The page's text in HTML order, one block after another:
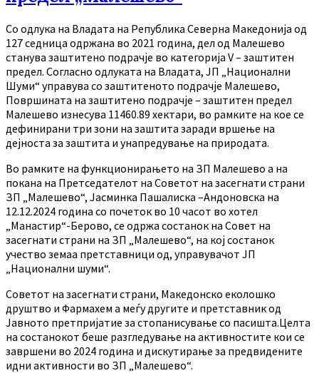
Со одлука на Владата на Република Северна Македонија од
127 седница одржана во 2021 година, дел од Малешево
станува заштитено подрачје во категорија V – заштитен
предел. Согласно одлуката на Владата, ЈП „Национални
Шуми“ управува со заштитеното подрачје Малешево,
Површината на заштитено подрачје – заштитен предел
Малешево изнесува 11460.89 хектари, во рамките на кое се
дефинирани три зони на заштита заради вршење на
дејноста за заштита и унапредување на природата.
Во рамките на функционирањето на ЗП Малешево а на
покана на Претседателот на Советот на засегнати страни
ЗП „Малешево“, Јасминка Пашалиска –Андоновска на
12.12.2024 година со почеток во 10 часот во хотел
„Манастир“-Берово, се одржа состанок на Совет на
засегнати страни на ЗП „Малешево“, на кој состанок
учество земаа претставници од, управувачот ЈП
„Национални шуми“.
Советот на засегнати страни, Македонско еколошко
друштво и Фармахем а меѓу другите и претставник од
Јавното претпријатие за стопанисување со пасишта.Целта
на состанокот беше разгледување на активностите кои се
завршени во 2024 година и дискутирање за предвидените
идни активности во ЗП „Малешево“.